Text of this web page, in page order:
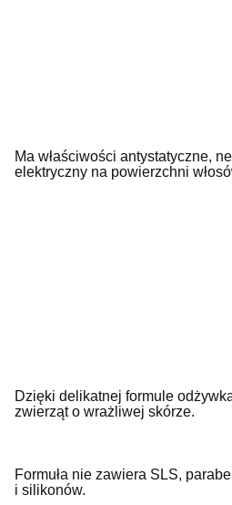
Ma właściwości antystatyczne,
elektryczny na powierzchni
Dzięki delikatnej formule
zwierząt o wrażliwej skórze.
Formuła nie zawiera SLS,
i silikonów.